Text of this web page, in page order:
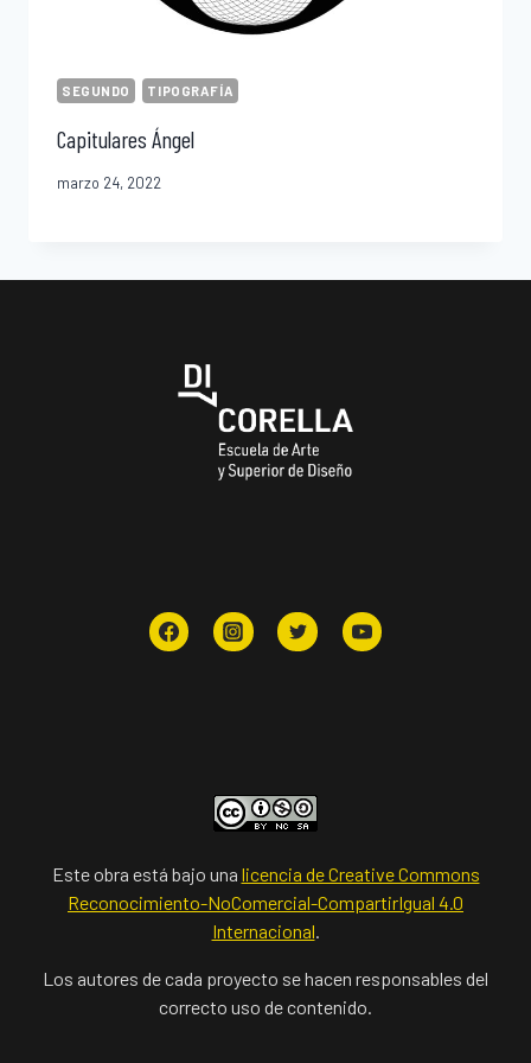
SEGUNDO TIPOGRAFÍA
Capitulares Ángel
marzo 24, 2022
Este obra está bajo una licencia de Creative Commons
Reconocimiento-NoComercial-CompartirIgual 4.0
Internacional.
Los autores de cada proyecto se hacen responsables del
correcto uso de contenido.